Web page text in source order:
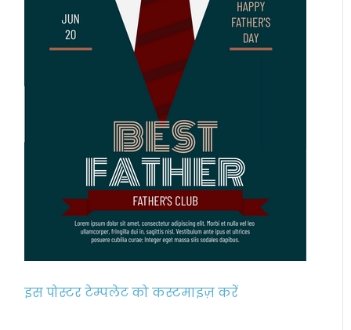
इस पोस्टर टेम्पलेट को कस्टमाइज़ करें